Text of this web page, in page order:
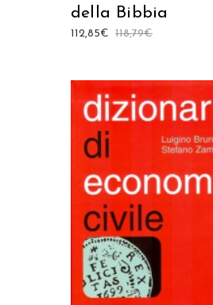
della Bibbia
118,79€
112,85€
AGGIUNGI AL